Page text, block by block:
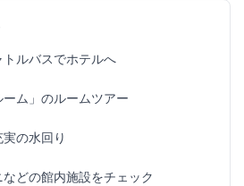
ルバスでホテルへ
ーム」のルームツアー
の水回り
どの館内施設をチェック